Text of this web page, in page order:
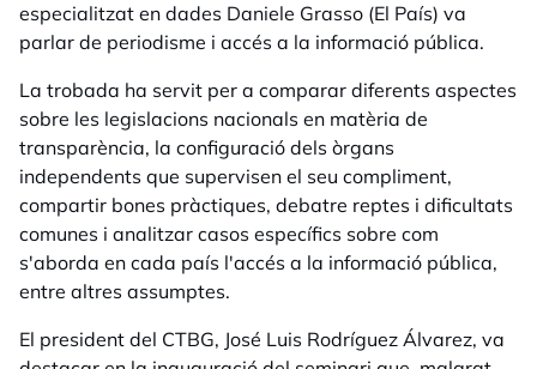
especialitzat en dades Daniele Grasso (El País) va
parlar de periodisme i accés a la informació pública.
La trobada ha servit per a comparar diferents aspectes
sobre les legislacions nacionals en matèria de
transparència, la configuració dels òrgans
independents que supervisen el seu compliment,
compartir bones pràctiques, debatre reptes i dificultats
comunes i analitzar casos específics sobre com
s'aborda en cada país l'accés a la informació pública,
entre altres assumptes.
El president del CTBG, José Luis Rodríguez Álvarez, va